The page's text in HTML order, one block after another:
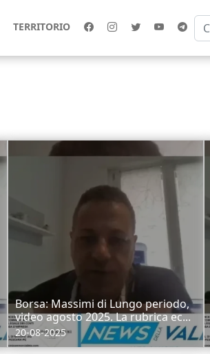
TERRITORIO
Borsa: Massimi di Lungo periodo,
video agosto 2025. La rubrica ec...
20-08-2025